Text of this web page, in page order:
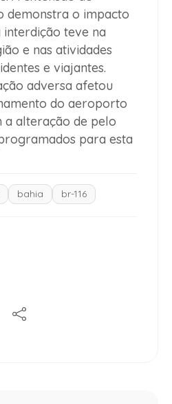
demonstra o impacto
teve na
e nas atividades
e viajantes.
adversa afetou
do aeroporto
a alteração de pelo
para esta
bahia br-116